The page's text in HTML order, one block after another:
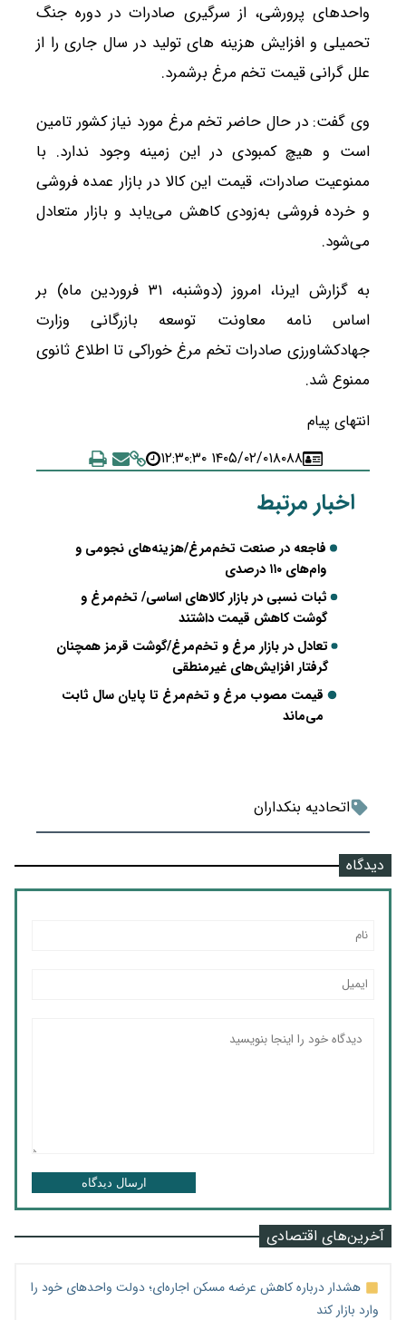
واحدهای پرورشی، از سرگیری صادرات در دوره جنگ
تحمیلی و افزایش هزینه های تولید در سال جاری را از
علل گرانی قیمت تخم مرغ برشمرد.
وی گفت: در حال حاضر تخم مرغ مورد نیاز کشور تامین
است و هیچ کمبودی در این زمینه وجود ندارد. با
ممنوعیت صادرات، قیمت این کالا در بازار عمده فروشی
و خرده فروشی به‌زودی کاهش می‌یابد و بازار متعادل
می‌شود.
به گزارش ایرنا، امروز (دوشنبه، ۳۱ فروردین ماه) بر
اساس نامه معاونت توسعه بازرگانی وزارت
جهادکشاورزی صادرات تخم مرغ خوراکی تا اطلاع ثانوی
ممنوع شد.
انتهای پیام
۸۰۸۸۱۴۰۵/۰۲/۰۱ ۱۲:۳۰:۳۰
اخبار مرتبط
فاجعه در صنعت تخم‌مرغ/هزینه‌های نجومی و
وام‌های ۱۱۰ درصدی
ثبات نسبی در بازار کالاهای اساسی/ تخم‌مرغ و
گوشت کاهش قیمت داشتند
تعادل در بازار مرغ و تخم‌مرغ/گوشت قرمز همچنان
گرفتار افزایش‌های غیرمنطقی
قیمت مصوب مرغ و تخم‌مرغ تا پایان سال ثابت
می‌ماند
اتحادیه بنکداران
دیدگاه
ارسال دیدگاه
آخرین‌های اقتصادی
هشدار درباره کاهش عرضه مسکن اجاره‌ای؛ دولت واحدهای خود را
وارد بازار کند